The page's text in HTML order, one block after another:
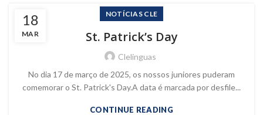
18
MAR
NOTÍCIAS CLE
St. Patrick’s Day
Clelinguas
No dia 17 de março de 2025, os nossos juniores puderam
comemorar o St. Patrick's Day.A data é marcada por desfile...
CONTINUE READING